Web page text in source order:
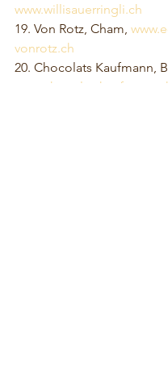
www.willisauerringli.ch
19. Von Rotz, Cham,
vonrotz.ch
20. Chocolats Kaufmann,
www.chocolatskaufmann.ch